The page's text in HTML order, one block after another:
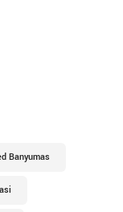
Banyumas